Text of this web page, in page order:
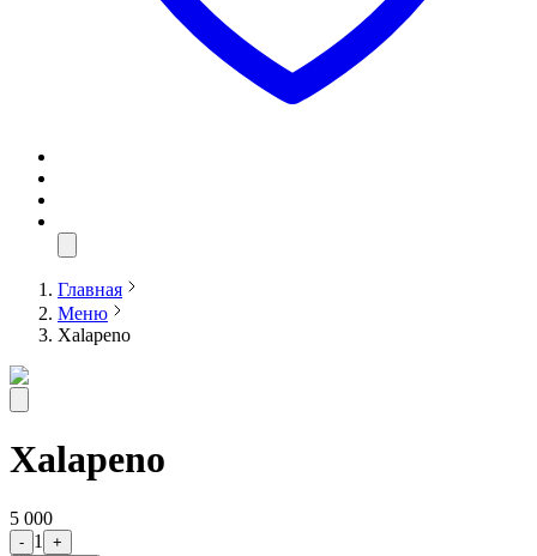
Главная
Меню
Xalapeno
Xalapeno
5 000
- 1
+